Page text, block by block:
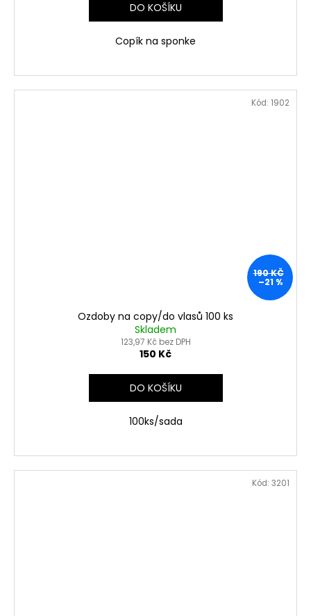
DO KOŠÍKU
Copík na sponke
190 KČ
–21 %
Ozdoby na copy/do vlasů 100 ks
Skladem
123,97 Kč bez DPH
150 Kč
DO KOŠÍKU
100ks/sada
Kód: 1902
Kód: 3201